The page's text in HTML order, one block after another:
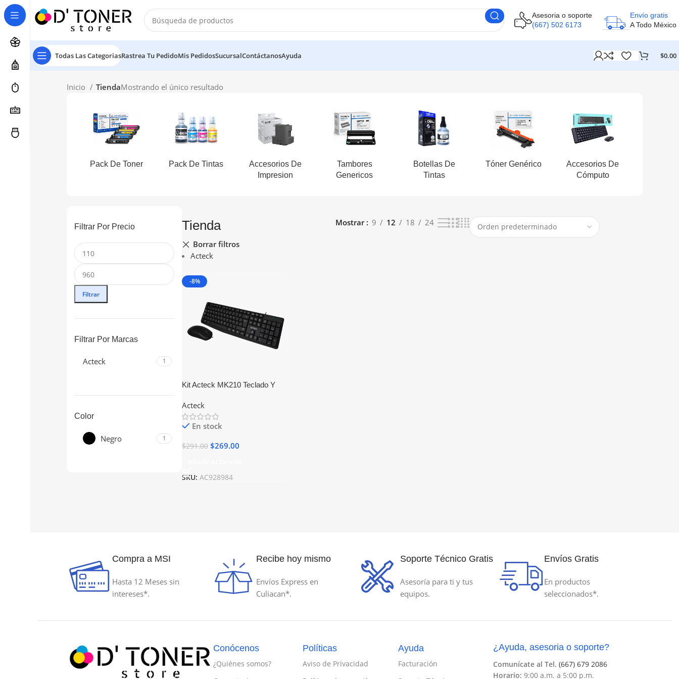
Asesoria o soporte
(667) 502 6173
Envío gratis
A Todo México
Todas Las CategoriasRastrea Tu PedidoMis PedidosSucursalContáctanosAyuda $0.00
Inicio TiendaMostrando el único resultado
Pack De Toner Pack De Tintas
Accesorios De
Impresion
Tambores
Genericos
Botellas De
Tintas
Tóner Genérico
Accesorios De
Cómputo
Filtrar Por Precio
Filtrar
Filtrar Por Marcas
Acteck 1
Color
Negro 1
Tienda Mostrar 9 12 18 24
Borrar filtros
Acteck
-8%
Kit Acteck MK210 Teclado Y
AC-928984
Acteck
En stock
$291.00 $269.00
SKU: AC928984
Compra a MSI
Hasta 12 Meses sin
intereses*.
Recibe hoy mismo
Envíos Express en
Culiacan*.
Soporte Técnico Gratis
Asesoría para ti y tus
equipos.
Envíos Gratis
En productos
seleccionados*.
Conócenos
¿Quiénes somos?
Políticas
Aviso de Privacidad
Ayuda
Facturación
¿Ayuda, asesoria o soporte?
Comunícate al Tel. (667) 679 2086
Horario: 9:00 a.m. a 5:00 p.m.